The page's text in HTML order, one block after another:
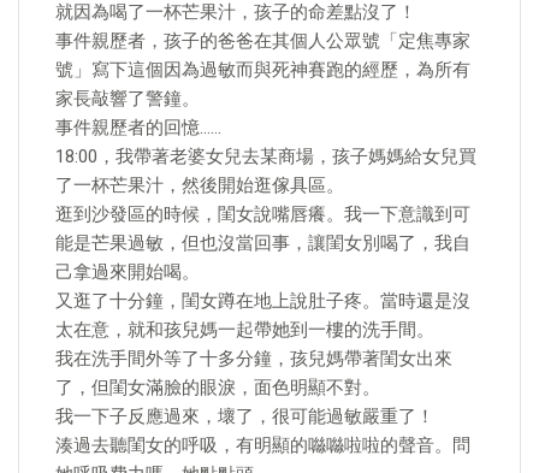
就因為喝了一杯芒果汁，孩子的命差點沒了！
事件親歷者，孩子的爸爸在其個人公眾號「定焦專家
號」寫下這個因為過敏而與死神賽跑的經歷，為所有
家長敲響了警鐘。
事件親歷者的回憶……
18:00，我帶著老婆女兒去某商場，孩子媽媽給女兒買
了一杯芒果汁，然後開始逛傢具區。
逛到沙發區的時候，閨女說嘴唇癢。我一下意識到可
能是芒果過敏，但也沒當回事，讓閨女別喝了，我自
己拿過來開始喝。
又逛了十分鐘，閨女蹲在地上說肚子疼。當時還是沒
太在意，就和孩兒媽一起帶她到一樓的洗手間。
我在洗手間外等了十多分鐘，孩兒媽帶著閨女出來
了，但閨女滿臉的眼淚，面色明顯不對。
我一下子反應過來，壞了，很可能過敏嚴重了！
湊過去聽閨女的呼吸，有明顯的噝噝啦啦的聲音。問